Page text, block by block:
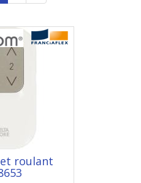
roulant